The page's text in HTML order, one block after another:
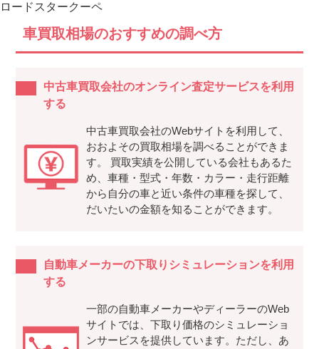
ロードスタークーペ
車買取相場のおすすめの調べ方
中古車買取会社のオンライン査定サービスを利用
する
中古車買取会社のWebサイトを利用して、
おおよその買取相場を調べることができま
す。 買取実績を公開している会社もあるた
め、車種・型式・年数・カラー・走行距離
から自分の車と近い条件の車種を探して、
だいたいの金額を知ることができます。
自動車メーカーの下取りシミュレーションを利用
する
一部の自動車メーカーやディーラーのWeb
サイトでは、下取り価格のシミュレーショ
ンサービスを提供しています。ただし、あ